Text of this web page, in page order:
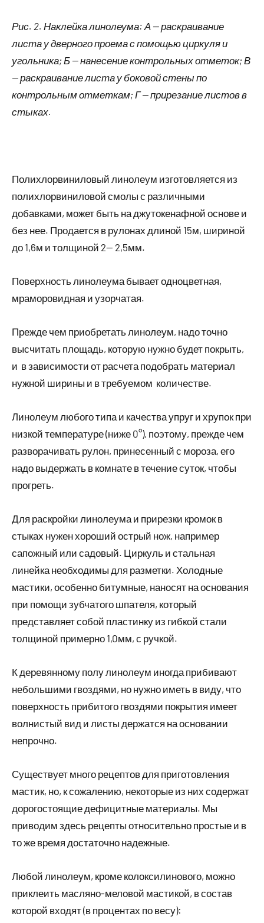
Рис. 2. Наклейка линолеума: А — раскраивание
листа у дверного проема с помощью циркуля и
угольника; Б — нанесение контрольных отметок; В
— раскраивание листа у боковой стены по
контрольным отметкам; Г — прирезание листов в
стыках.
Полихлорвиниловый линолеум изготовляется из
полихлорвиниловой смолы с различными
добавками, может быть на джутокенафной основе и
без нее. Продается в рулонах длиной 15м, шириной
до 1,6м и толщиной 2— 2,5мм.
Поверхность линолеума бывает одноцветная,
мраморовидная и узорчатая.
Прежде чем приобретать линолеум, надо точно
высчитать площадь, которую нужно будет покрыть,
и в зависимости от расчета подобрать материал
нужной ширины и в требуемом количестве.
Линолеум любого типа и качества упруг и хрупок при
низкой температуре (ниже 0°), поэтому, прежде чем
разворачивать рулон, принесенный с мороза, его
надо выдержать в комнате в течение суток, чтобы
прогреть.
Для раскройки линолеума и прирезки кромок в
стыках нужен хороший острый нож, например
сапожный или садовый. Циркуль и стальная
линейка необходимы для разметки. Холодные
мастики, особенно битумные, наносят на основания
при помощи зубчатого шпателя, который
представляет собой пластинку из гибкой стали
толщиной примерно 1,0мм, с ручкой.
К деревянному полу линолеум иногда прибивают
небольшими гвоздями, но нужно иметь в виду, что
поверхность прибитого гвоздями покрытия имеет
волнистый вид и листы держатся на основании
непрочно.
Существует много рецептов для приготовления
мастик, но, к сожалению, некоторые из них содержат
дорогостоящие дефицитные материалы. Мы
приводим здесь рецепты относительно простые и в
то же время достаточно надежные.
Любой линолеум, кроме колоксилинового, можно
приклеить масляно-меловой мастикой, в состав
которой входят (в процентах по весу):